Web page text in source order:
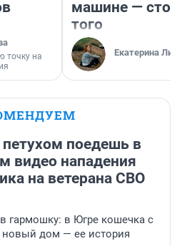
точку на
машине —
того
Екатерина
петухом поедешь в
видео нападения
на ветерана СВО
гармошку: в Югре кошечка с
дом — ее история